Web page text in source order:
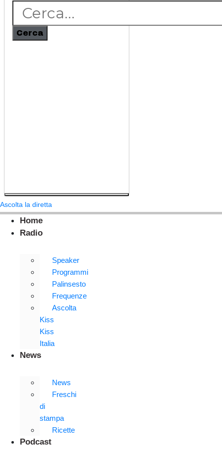
Cerca
Ascolta la diretta
Home
Radio
Speaker
Programmi
Palinsesto
Frequenze
Ascolta
Kiss
Kiss
Italia
News
News
Freschi
di
stampa
Ricette
Podcast